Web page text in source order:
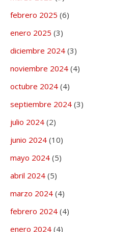
febrero 2025 (6)
enero 2025 (3)
diciembre 2024 (3)
noviembre 2024 (4)
octubre 2024 (4)
septiembre 2024 (3)
julio 2024 (2)
junio 2024 (10)
mayo 2024 (5)
abril 2024 (5)
marzo 2024 (4)
febrero 2024 (4)
enero 2024 (4)